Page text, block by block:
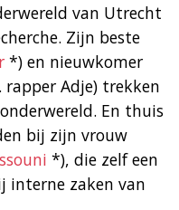
van Utrecht
Zijn beste
*) en nieuwkomer
rapper Adje) trekken
En thuis
bij zijn vrouw
*), die zelf een
interne zaken van